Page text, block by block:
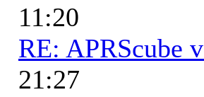
11:20
RE: APRScube
21:27